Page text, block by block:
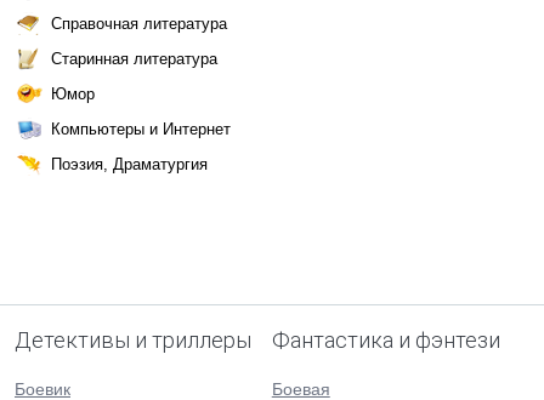
Справочная литература
Старинная литература
Юмор
Компьютеры и Интернет
Поэзия, Драматургия
Детективы и триллеры
Боевик
Фантастика и фэнтези
Боевая